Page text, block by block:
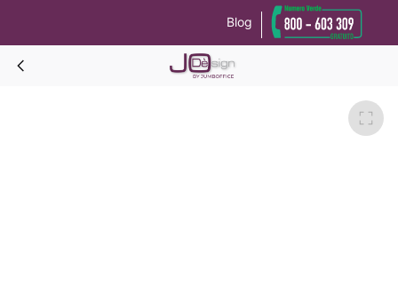
Blog
BRIDGE Materasso 160x190-160x190x15
Informativa sulla raccolta
Le tue preferenze relative alla privacy